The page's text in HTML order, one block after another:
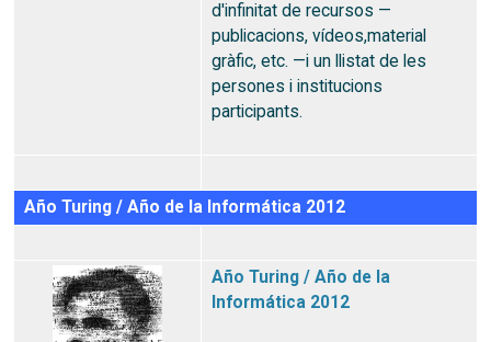
d'infinitat de recursos —
publicacions, vídeos,material
gràfic, etc. —i un llistat de les
persones i institucions
participants.
Año Turing / Año de la Informática 2012
Año Turing / Año de la
Informática 2012